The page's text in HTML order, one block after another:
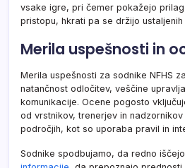
vsake igre, pri čemer pokažejo
pristopu, hkrati pa se držijo ustaljenih
Merila uspešnosti in
Merila uspešnosti za sodnike NFHS
natančnost odločitev, veščine
komunikacije. Ocene pogosto
od vrstnikov, trenerjev in
področjih, kot so uporaba pravil in
Sodnike spodbujamo, da redno